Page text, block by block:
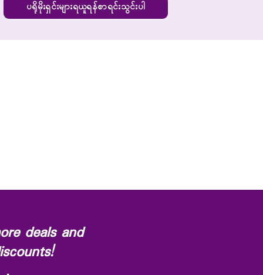
ပရိုမိုးရှင်းများရယူရန်စာရင်းသွင်းပါ
deals and